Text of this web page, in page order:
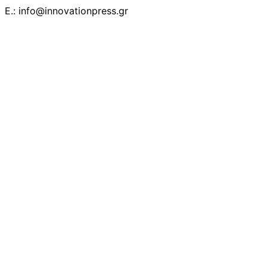
E.: info@innovationpress.gr